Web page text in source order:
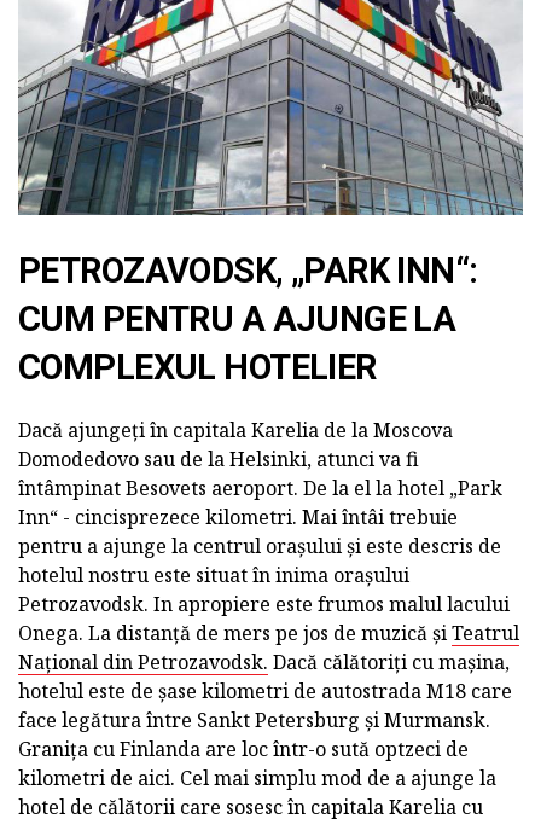
PETROZAVODSK, „PARK INN“:
CUM PENTRU A AJUNGE LA
COMPLEXUL HOTELIER
Dacă ajungeți în capitala Karelia de la Moscova
Domodedovo sau de la Helsinki, atunci va fi
întâmpinat Besovets aeroport. De la el la hotel „Park
Inn“ - cincisprezece kilometri. Mai întâi trebuie
pentru a ajunge la centrul orașului și este descris de
hotelul nostru este situat în inima orașului
Petrozavodsk. In apropiere este frumos malul lacului
Onega. La distanță de mers pe jos de muzică șiTeatrul
Național din Petrozavodsk. Dacă călătoriți cu mașina,
hotelul este de șase kilometri de autostrada M18 care
face legătura între Sankt Petersburg și Murmansk.
Granița cu Finlanda are loc într-o sută optzeci de
kilometri de aici. Cel mai simplu mod de a ajunge la
hotel de călătorii care sosesc în capitala Karelia cu